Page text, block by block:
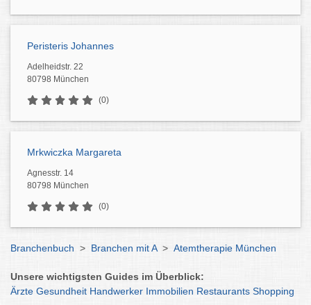
Peristeris Johannes
Adelheidstr. 22
80798 München
(0)
Mrkwiczka Margareta
Agnesstr. 14
80798 München
(0)
Branchenbuch > Branchen mit A > Atemtherapie München
Unsere wichtigsten Guides im Überblick:
Ärzte Gesundheit Handwerker Immobilien Restaurants Shopping